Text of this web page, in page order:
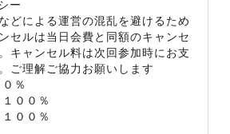
ー
どによる運営の混乱を避けるため
セルは当日会費と同額のキャンセ
キャンセル料は次回参加時にお支
ご理解ご協力お願いします
％
００％
００％